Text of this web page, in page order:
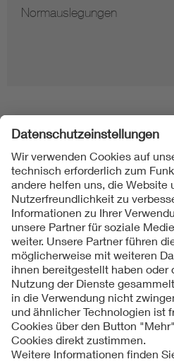
Normauslegungen
Folgen Sie uns
Kontakt
Impressum
Datenschutzinformationen